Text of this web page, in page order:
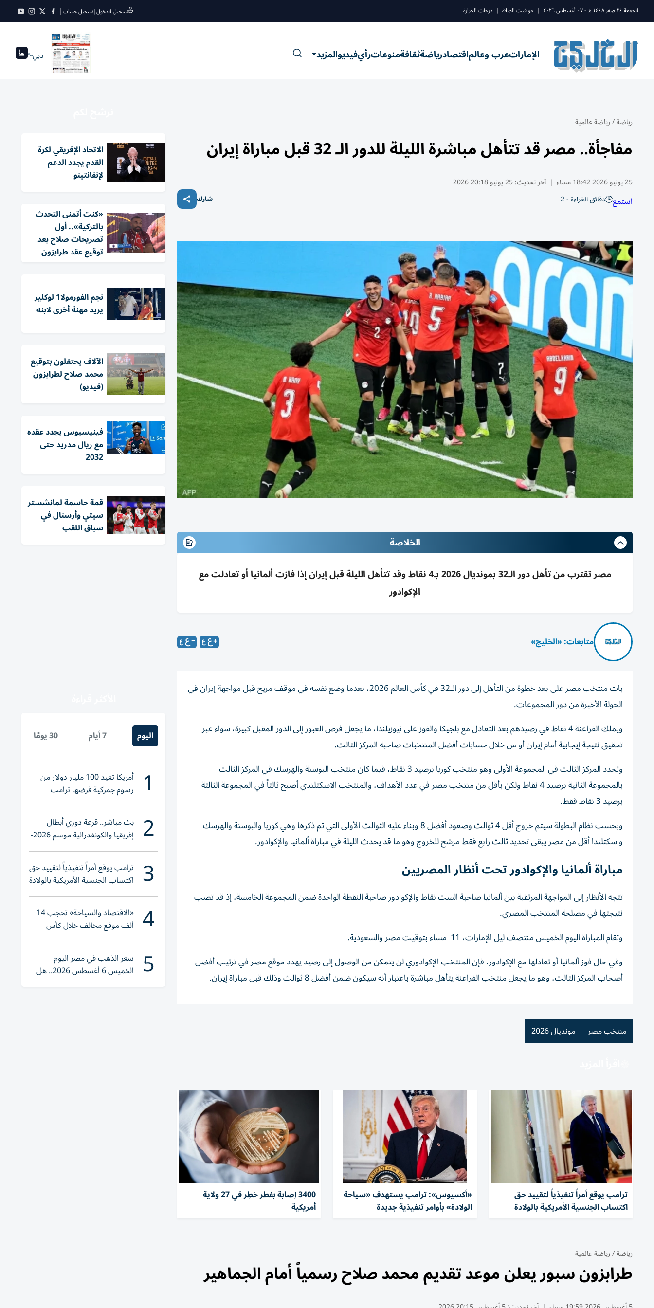
الجمعة ٢٤ صفر ١٤٤٨ ه - ٠٧ أغسطس ٢٠٢٦ | مواقيت الصلاة | درجات الحرارة تسجيل الدخول|تسجيل حساب
الإماراتعرب وعالماقتصادرياضةثقافةمنوعاترأيفيديوالمزيد دبي--°
رياضة/رياضة عالمية
مفاجأة.. مصر قد تتأهل مباشرة الليلة للدور الـ 32 قبل مباراة إيران
25 يونيو 2026 18:42 مساء | آخر تحديث:25 يونيو 20:18 2026
استمع دقائق القراءة - 2 شارك
الخلاصة
مصر تقترب من تأهل دور الـ32 بمونديال 2026 بـ4 نقاط وقد تتأهل الليلة قبل إيران إذا فازت ألمانيا أو تعادلت مع
الإكوادور
متابعات: «الخليج»
بات منتخب مصر على بعد خطوة من التأهل إلى دور الـ32 في كأس العالم 2026، بعدما وضع نفسه في موقف مريح قبل مواجهة إيران في
الجولة الأخيرة من دور المجموعات.
ويملك الفراعنة 4 نقاط في رصيدهم بعد التعادل مع بلجيكا والفوز على نيوزيلندا، ما يجعل فرص العبور إلى الدور المقبل كبيرة، سواء عبر
تحقيق نتيجة إيجابية أمام إيران أو من خلال حسابات أفضل المنتخبات صاحبة المركز الثالث.
وتحدد المركز الثالث في المجموعة الأولى وهو منتخب كوريا برصيد 3 نقاط، فيما كان منتخب البوسنة والهرسك في المركز الثالث
بالمجموعة الثانية برصيد 4 نقاط ولكن بأقل من منتخب مصر في عدد الأهداف، والمنتخب الاسكتلندي أصبح ثالثاً في المجموعة الثالثة
برصيد 3 نقاط فقط.
وبحسب نظام البطولة سيتم خروج أقل 4 ثوالث وصعود أفضل 8 وبناء عليه الثوالث الأولى التي تم ذكرها وهي كوريا والبوسنة والهرسك
واسكتلندا أقل من مصر يبقى تحديد ثالث رابع فقط مرشح للخروج وهو ما قد يحدث الليلة في مباراة ألمانيا والإكوادور.
مباراة ألمانيا والإكوادور تحت أنظار المصريين
تتجه الأنظار إلى المواجهة المرتقبة بين ألمانيا صاحبة الست نقاط والإكوادور صاحبة النقطة الواحدة ضمن المجموعة الخامسة، إذ قد تصب
نتيجتها في مصلحة المنتخب المصري.
وتقام المباراة اليوم الخميس منتصف ليل الإمارات، 11 مساء بتوقيت مصر والسعودية.
وفي حال فوز ألمانيا أو تعادلها مع الإكوادور، فإن المنتخب الإكوادوري لن يتمكن من الوصول إلى رصيد يهدد موقع مصر في ترتيب أفضل
أصحاب المركز الثالث، وهو ما يجعل منتخب الفراعنة يتأهل مباشرة باعتبار أنه سيكون ضمن أفضل 8 ثوالث وذلك قبل مباراة إيران.
منتخب مصر مونديال 2026
ترامب يوقع أمراً تنفيذياً لتقييد حق
اكتساب الجنسية الأمريكية بالولادة
«أكسيوس»: ترامب يستهدف «سياحة
الولادة» بأوامر تنفيذية جديدة
3400 إصابة بفطر خطِر في 27 ولاية
أمريكية
رياضة/رياضة عالمية
طرابزون سبور يعلن موعد تقديم محمد صلاح رسمياً أمام الجماهير
الاتحاد الإفريقي لكرة
القدم يجدد الدعم
لإنفانتينو
«كنت أتمنى التحدث
بالتركية».. أول
تصريحات صلاح بعد
توقيع عقد طرابزون
نجم الفورمولا1 لوكلير
يريد مهنة أخرى لابنه
الآلاف يحتفلون بتوقيع
محمد صلاح لطرابزون
(فيديو)
فينيسيوس يجدد عقده
مع ريال مدريد حتى
2032
قمة حاسمة لمانشستر
سيتي وأرسنال في
سباق اللقب
اليوم 7 أيام 30 يومًا
1 أمريكا تعيد 100 مليار دولار من
رسوم جمركية فرضها ترامب
2 بث مباشر.. قرعة دوري أبطال
إفريقيا والكونفدرالية موسم 2026-
2027
3 ترامب يوقع أمراً تنفيذياً لتقييد حق
اكتساب الجنسية الأمريكية بالولادة
4 «الاقتصاد والسياحة» تحجب 14
ألف موقع مخالف خلال كأس
العالم 2026
5 سعر الذهب في مصر اليوم
الخميس 6 أغسطس 2026.. هل